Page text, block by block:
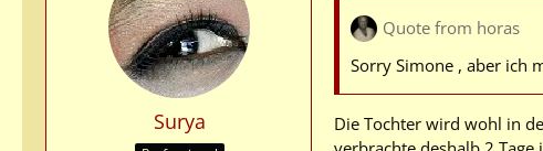
Surya
Quote from horas
Sorry Simone , aber ich
Die Tochter wird wohl in